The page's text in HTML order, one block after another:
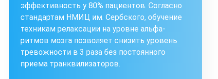
эффективность у 80% пациентов. Согласно
стандартам НМИЦ им. Сербского, обучение
техникам релаксации на уровне альфа-
ритмов мозга позволяет снизить уровень
тревожности в 3 раза без постоянного
приема транквилизаторов.